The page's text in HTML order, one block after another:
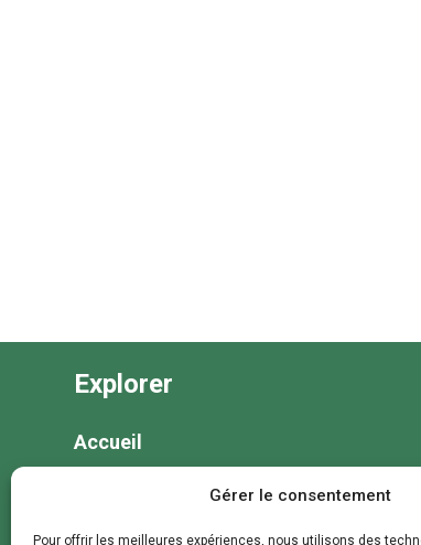
Gérer le consentement
Pour offrir les meilleures expériences, nous utilisons des
Explorer
Accueil